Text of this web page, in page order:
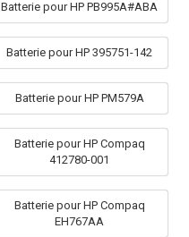
Batterie pour HP PB995A#ABA
Batterie pour HP 395751-142
Batterie pour HP PM579A
Batterie pour HP Compaq
412780-001
Batterie pour HP Compaq
EH767AA